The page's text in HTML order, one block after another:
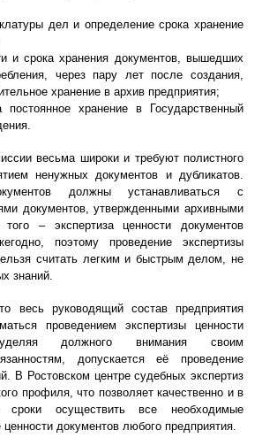
дел и определение срока хранение
и срока хранения документов, вышедших
через пару лет после создания,
хранение в архив предприятия;
хранение в Государственный
весьма широки и требуют полистного
ненужных документов и дубликатов.
должны устанавливаться с
документов, утвержденными архивными
– экспертиза ценности документов
поэтому проведение экспертизы
считать легким и быстрым делом, не
знаний.
весь руководящий состав предприятия
проведением экспертизы ценности
должного внимания своим
допускается её проведение
В Ростовском центре судебных экспертиз
профиля, что позволяет качественно и в
сроки осуществить все необходимые
ценности документов любого предприятия.